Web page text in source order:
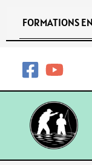
FORMATIONS